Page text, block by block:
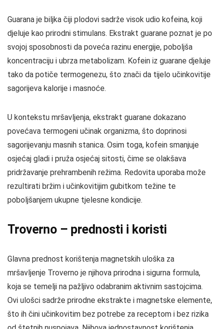
Guarana je biljka čiji plodovi sadrže visok udio kofeina, koji
djeluje kao prirodni stimulans. Ekstrakt guarane poznat je po
svojoj sposobnosti da poveća razinu energije, poboljša
koncentraciju i ubrza metabolizam. Kofein iz guarane djeluje
tako da potiče termogenezu, što znači da tijelo učinkovitije
sagorijeva kalorije i masnoće.
U kontekstu mršavljenja, ekstrakt guarane dokazano
povećava termogeni učinak organizma, što doprinosi
sagorijevanju masnih stanica. Osim toga, kofein smanjuje
osjećaj gladi i pruža osjećaj sitosti, čime se olakšava
pridržavanje prehrambenih režima. Redovita uporaba može
rezultirati bržim i učinkovitijim gubitkom težine te
poboljšanjem ukupne tjelesne kondicije.
Troverno – prednosti i koristi
Glavna prednost korištenja magnetskih uloška za
mršavljenje Troverno je njihova prirodna i sigurna formula,
koja se temelji na pažljivo odabranim aktivnim sastojcima.
Ovi ulošci sadrže prirodne ekstrakte i magnetske elemente,
što ih čini učinkovitim bez potrebe za receptom i bez rizika